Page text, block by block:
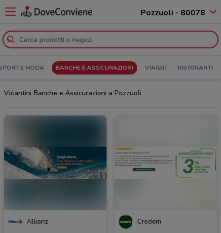
Pozzuoli - 80078
E MODA BANCHE E ASSICURAZIONI VIAGGI RISTORANTI
Volantini Banche e Assicurazioni a Pozzuoli
Allianz Credem